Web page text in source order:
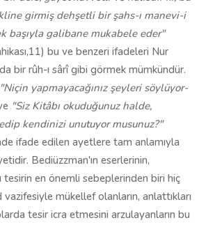
girmiş dehşetli bir şahs-ı manevi-i
başıyla galibane mukabele eder"
bu ve benzeri ifadeleri Nur
bir rûh-ı sârî gibi görmek mümkündür.
"Niçin yapmayacağınız şeyleri söylüyor­
"Siz Kitâbı okuduğunuz halde,
kendinizi unu­tuyor musunuz?"
ifade edilen ayetlere tam anlamıyla
Bediüzzman'ın eserlerinin,
tesirin en önemli sebeplerinden biri hiç
mükellef olanların, anlattıkları
tesir icra etmesini arzulayanların bu